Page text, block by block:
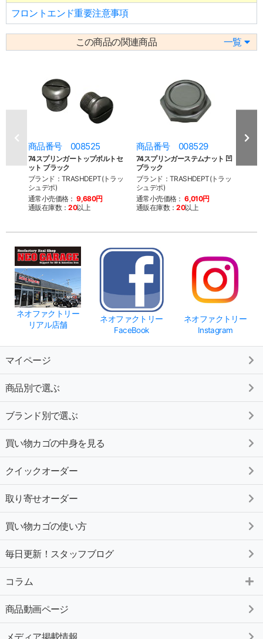
フロントエンド重要注意事項
この商品の関連商品 一覧
商品番号 008525
74スプリンガートップボルトセ
ット ブラック
ブランド：TRASHDEPT(トラッ
シュデポ)
通常小売価格： 9,680円
通販在庫数：20以上
商品番号 008529
74スプリンガーステムナット 凹
ブラック
ブランド：TRASHDEPT(トラッ
シュデポ)
通常小売価格： 6,010円
通販在庫数：20以上
ロッ
ネオファクトリー
リアル店舗
ネオファクトリー
FaceBook
ネオファクトリー
Instagram
マイページ
商品別で選ぶ
ブランド別で選ぶ
買い物カゴの中身を見る
クイックオーダー
取り寄せオーダー
買い物カゴの使い方
毎日更新！スタッフブログ
コラム
商品動画ページ
メディア掲載情報